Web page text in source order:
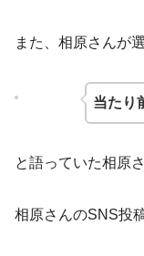
また、相原さんが
当たり
と語っていた相原さ
相原さんのSNS投